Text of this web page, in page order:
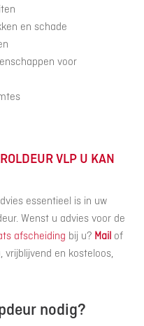
en schade
voor
VLP U KAN
essentieel is in uw
Wenst u advies voor de
afscheiding bij u? Mail of
vrijblijvend en kosteloos,
nodig?